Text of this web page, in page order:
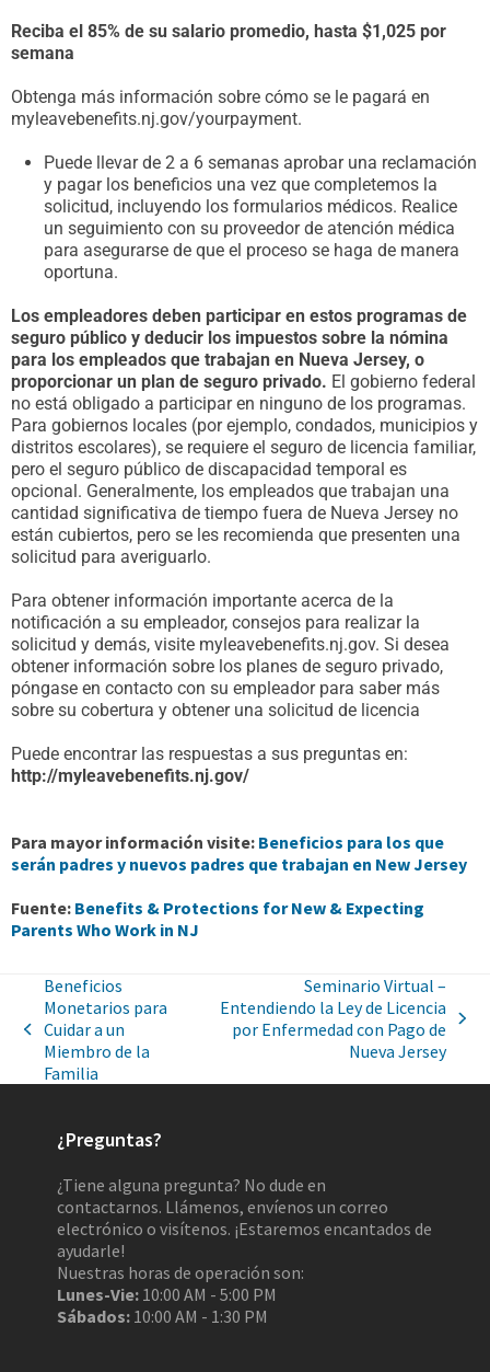
Reciba el 85% de su salario promedio, hasta $1,025 por
semana
Obtenga más información sobre cómo se le pagará en
myleavebenefits.nj.gov/yourpayment.
Puede llevar de 2 a 6 semanas aprobar una reclamación
y pagar los beneficios una vez que completemos la
solicitud, incluyendo los formularios médicos. Realice
un seguimiento con su proveedor de atención médica
para asegurarse de que el proceso se haga de manera
oportuna.
Los empleadores deben participar en estos programas de
seguro público y deducir los impuestos sobre la nómina
para los empleados que trabajan en Nueva Jersey, o
proporcionar un plan de seguro privado. El gobierno federal
no está obligado a participar en ninguno de los programas.
Para gobiernos locales (por ejemplo, condados, municipios y
distritos escolares), se requiere el seguro de licencia familiar,
pero el seguro público de discapacidad temporal es
opcional. Generalmente, los empleados que trabajan una
cantidad significativa de tiempo fuera de Nueva Jersey no
están cubiertos, pero se les recomienda que presenten una
solicitud para averiguarlo.
Para obtener información importante acerca de la
notificación a su empleador, consejos para realizar la
solicitud y demás, visite myleavebenefits.nj.gov. Si desea
obtener información sobre los planes de seguro privado,
póngase en contacto con su empleador para saber más
sobre su cobertura y obtener una solicitud de licencia
Puede encontrar las respuestas a sus preguntas en:
http://myleavebenefits.nj.gov/
Para mayor información visite: Beneficios para los que
serán padres y nuevos padres que trabajan en New Jersey
Fuente: Benefits & Protections for New & Expecting
Parents Who Work in NJ
Beneficios
Monetarios para
Cuidar a un
Miembro de la
Familia
Seminario Virtual –
Entendiendo la Ley de Licencia
por Enfermedad con Pago de
Nueva Jersey
¿Preguntas?
¿Tiene alguna pregunta? No dude en
contactarnos. Llámenos, envíenos un correo
electrónico o visítenos. ¡Estaremos encantados de
ayudarle!
Nuestras horas de operación son:
Lunes-Vie: 10:00 AM - 5:00 PM
Sábados: 10:00 AM - 1:30 PM